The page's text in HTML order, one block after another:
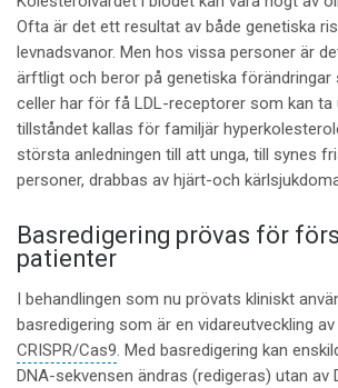
Ofta är det ett resultat av både genetiska
levnadsvanor. Men hos vissa personer är
ärftligt och beror på genetiska
celler har för få LDL-receptorer som kan ta
tillståndet kallas för familjär
största anledningen till att unga, till synes
personer, drabbas av hjärt-och
Basredigering prövas för
patienter
I behandlingen som nu prövats kliniskt
basredigering som är en vidareutveckling
CRISPR/Cas9. Med basredigering kan
DNA-sekvensen ändras (redigeras) utan av